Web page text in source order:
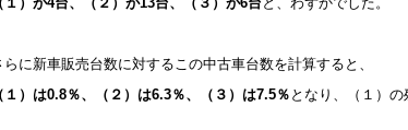
らに新車販売台数に対するこの中古車台数を計算すると、
１）は0.8％、（２）は6.3％、（３）は7.5％ となり、（１）の